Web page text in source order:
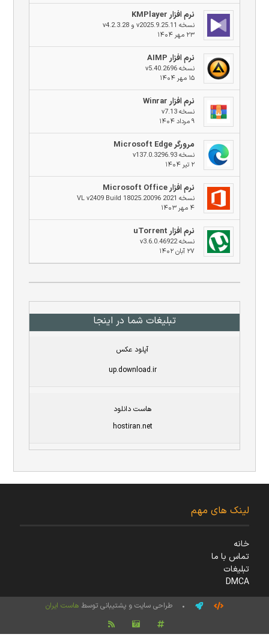
نرم افزار KMPlayer
نسخه v2025.9.25.11 و v4.2.3.28
۲۳ مهر ۱۴۰۴
نرم افزار AIMP
نسخه v5.40.2696
۱۵ مهر ۱۴۰۴
نرم افزار Winrar
نسخه v7.13
۹ مرداد ۱۴۰۴
مرورگر Microsoft Edge
نسخه v137.0.3296.93
۲ تیر ۱۴۰۴
نرم افزار Microsoft Office
نسخه 2021 VL v2409 Build 18025.20096
۴ مهر ۱۴۰۳
نرم افزار uTorrent
نسخه v3.6.0.46922
۲۷ آبان ۱۴۰۲
تبلیغات شما در اینجا
آپلود عکس
up.download.ir
هاست دانلود
hostiran.net
لینک های مهم
خانه
تماس با ما
تبلیغات
DMCA
• طراحی سایت و پشتیبانی توسط هاست ایران